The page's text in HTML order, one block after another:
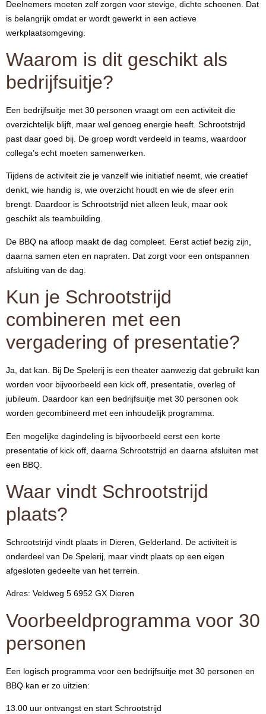
Deelnemers moeten zelf zorgen voor stevige, dichte schoenen. Dat
is belangrijk omdat er wordt gewerkt in een actieve
werkplaatsomgeving.
Waarom is dit geschikt als
bedrijfsuitje?
Een bedrijfsuitje met 30 personen vraagt om een activiteit die
overzichtelijk blijft, maar wel genoeg energie heeft. Schrootstrijd
past daar goed bij. De groep wordt verdeeld in teams, waardoor
collega’s echt moeten samenwerken.
Tijdens de activiteit zie je vanzelf wie initiatief neemt, wie creatief
denkt, wie handig is, wie overzicht houdt en wie de sfeer erin
brengt. Daardoor is Schrootstrijd niet alleen leuk, maar ook
geschikt als teambuilding.
De BBQ na afloop maakt de dag compleet. Eerst actief bezig zijn,
daarna samen eten en napraten. Dat zorgt voor een ontspannen
afsluiting van de dag.
Kun je Schrootstrijd
combineren met een
vergadering of presentatie?
Ja, dat kan. Bij De Spelerij is een theater aanwezig dat gebruikt kan
worden voor bijvoorbeeld een kick off, presentatie, overleg of
jubileum. Daardoor kan een bedrijfsuitje met 30 personen ook
worden gecombineerd met een inhoudelijk programma.
Een mogelijke dagindeling is bijvoorbeeld eerst een korte
presentatie of kick off, daarna Schrootstrijd en daarna afsluiten met
een BBQ.
Waar vindt Schrootstrijd
plaats?
Schrootstrijd vindt plaats in Dieren, Gelderland. De activiteit is
onderdeel van De Spelerij, maar vindt plaats op een eigen
afgesloten gedeelte van het terrein.
Adres: Veldweg 5 6952 GX Dieren
Voorbeeldprogramma voor 30
personen
Een logisch programma voor een bedrijfsuitje met 30 personen en
BBQ kan er zo uitzien:
13.00 uur ontvangst en start Schrootstrijd